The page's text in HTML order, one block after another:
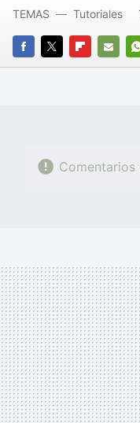
FACEBOOK
TWITTERFLIPBOARD
E-
TEMAS Tutoriales
Comentarios